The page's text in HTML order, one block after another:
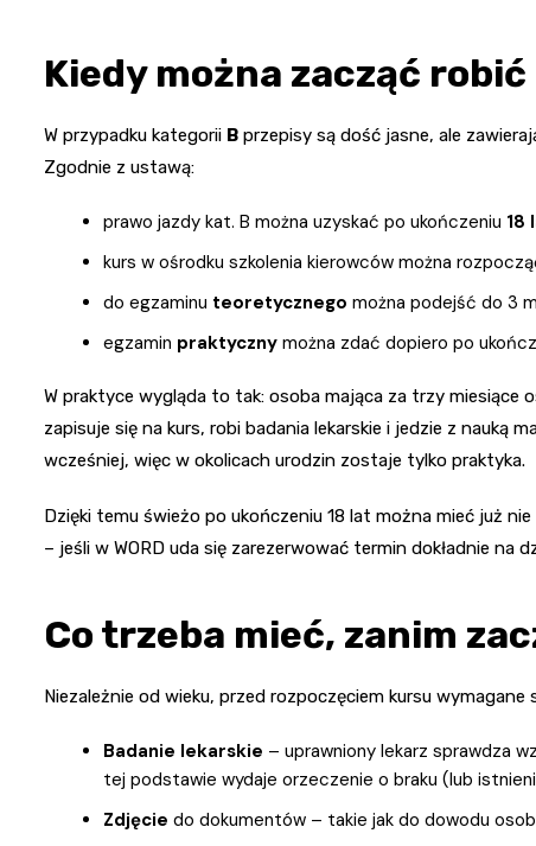
Kiedy można zacząć
W przypadku kategorii B przepisy są dość jasne, ale
Zgodnie z ustawą:
prawo jazdy kat. B można uzyskać po ukończeniu 18
kurs w ośrodku szkolenia kierowców można
do egzaminu teoretycznego można podejść do 3
egzamin praktyczny można zdać dopiero po
W praktyce wygląda to tak: osoba mająca za trzy miesiące
zapisuje się na kurs, robi badania lekarskie i jedzie z nauką
wcześniej, więc w okolicach urodzin zostaje tylko praktyka.
Dzięki temu świeżo po ukończeniu 18 lat można mieć już
– jeśli w WORD uda się zarezerwować termin dokładnie na
Co trzeba mieć, zanim
Niezależnie od wieku, przed rozpoczęciem kursu
Badanie lekarskie – uprawniony lekarz sprawdza
tej podstawie wydaje orzeczenie o braku (lub
Zdjęcie do dokumentów – takie jak do dowodu